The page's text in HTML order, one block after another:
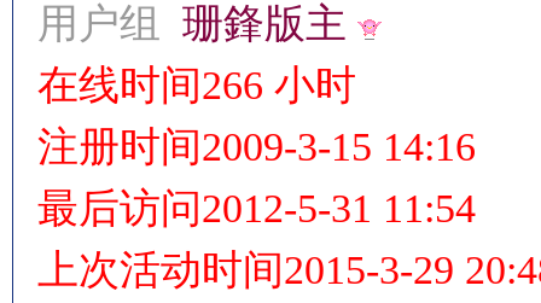
用户组 珊鋒版主
在线时间266 小时
注册时间2009-3-15 14:16
最后访问2012-5-31 11:54
上次活动时间2015-3-29